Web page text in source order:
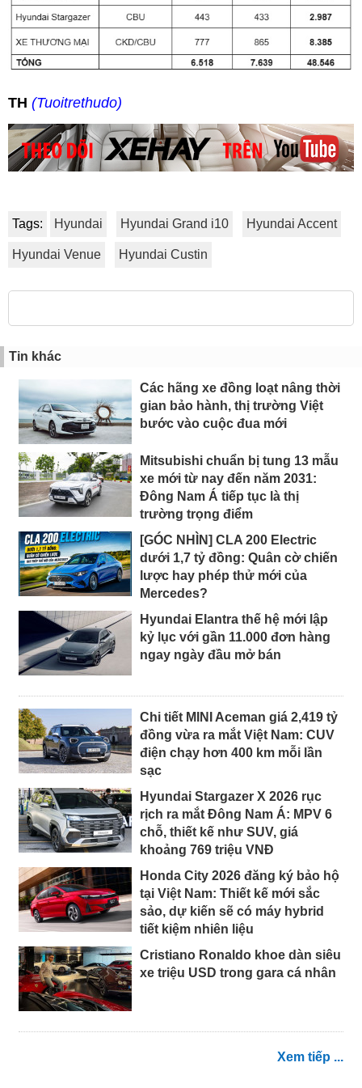
TH (Tuoitrethudo)
Tags: Hyundai Hyundai Grand i10 Hyundai Accent
Hyundai Venue Hyundai Custin
Tin khác
Các hãng xe đồng loạt nâng thời
gian bảo hành, thị trường Việt
bước vào cuộc đua mới
Mitsubishi chuẩn bị tung 13 mẫu
xe mới từ nay đến năm 2031:
Đông Nam Á tiếp tục là thị
trường trọng điểm
[GÓC NHÌN] CLA 200 Electric
dưới 1,7 tỷ đồng: Quân cờ chiến
lược hay phép thử mới của
Mercedes?
Hyundai Elantra thế hệ mới lập
kỷ lục với gần 11.000 đơn hàng
ngay ngày đầu mở bán
Chi tiết MINI Aceman giá 2,419 tỷ
đồng vừa ra mắt Việt Nam: CUV
điện chạy hơn 400 km mỗi lần
sạc
Hyundai Stargazer X 2026 rục
rịch ra mắt Đông Nam Á: MPV 6
chỗ, thiết kế như SUV, giá
khoảng 769 triệu VNĐ
Honda City 2026 đăng ký bảo hộ
tại Việt Nam: Thiết kế mới sắc
sảo, dự kiến sẽ có máy hybrid
tiết kiệm nhiên liệu
Cristiano Ronaldo khoe dàn siêu
xe triệu USD trong gara cá nhân
Xem tiếp ...